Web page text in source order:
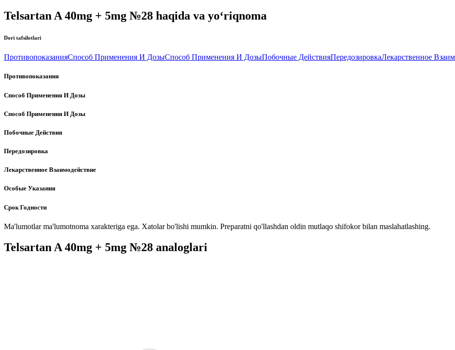
Telsartan A 40mg + 5mg №28 haqida va yo‘riqnoma
Dori tafsilotlari
ПротивопоказанияСпособ Применения И ДозыСпособ Применения И ДозыПобочные ДействияПередозировкаЛекарственное
Противопоказания
Способ Применения И Дозы
Способ Применения И Дозы
Побочные Действия
Передозировка
Лекарственное Взаимодействие
Особые Указания
Срок Годности
Ma'lumotlar ma'lumotnoma xarakteriga ega. Xatolar bo'lishi mumkin. Preparatni qo'llashdan oldin mutlaqo shifokor bilan maslahatlashing.
Telsartan A 40mg + 5mg №28 analoglari